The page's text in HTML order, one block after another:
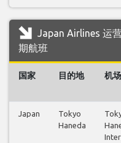
Japan Airlines 运
期航班
国家 目的地 机场
Japan
Tokyo
Haneda